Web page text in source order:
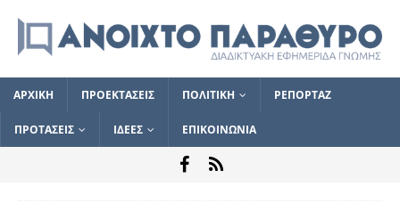
ΑΡΧΙΚΗ ΠΡΟΕΚΤΑΣΕΙΣ ΠΟΛΙΤΙΚΗ ΡΕΠΟΡΤΑΖ
ΠΡΟΤΑΣΕΙΣ ΙΔΕΕΣ ΕΠΙΚΟΙΝΩΝΙΑ